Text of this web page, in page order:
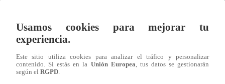
salario presidencial se aplique desde 2026
Usamos cookies para mejorar tu
experiencia.
Este sitio utiliza cookies para analizar el tráfico y personalizar
contenido. Si estás en la Unión Europea , tus datos se gestionarán
según el RGPD